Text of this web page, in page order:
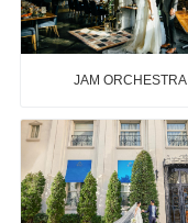
JAM ORCHESTRA